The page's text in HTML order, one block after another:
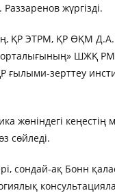
жүргізді.
ҚР ЭТРМ, ҚР ӨҚМ Д.А.
орталығының» ШЖҚ
зерттеу
жөніндегі
сөйледі.
сондай-ақ Бонн